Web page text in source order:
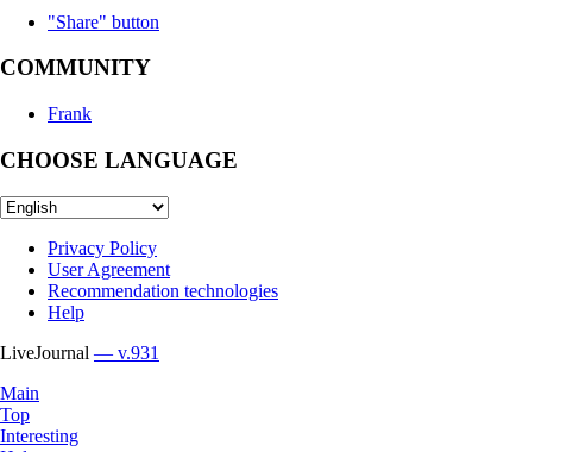
"Share" button
COMMUNITY
Frank
CHOOSE LANGUAGE
Privacy Policy
User Agreement
Recommendation technologies
Help
LiveJournal — v.931
Main
Top
Interesting